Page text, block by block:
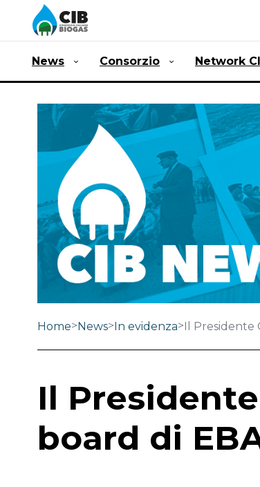
News Consorzio Network
Home>News>In evidenza>Il Presidente
Il
board di